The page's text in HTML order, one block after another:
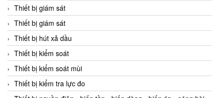
Thiết bị giám sát
Thiết bị giám sát
Thiết bị hút xả dầu
Thiết bị kiểm soát
Thiết bị kiểm soát mùi
Thiết bị kiểm tra lực đo